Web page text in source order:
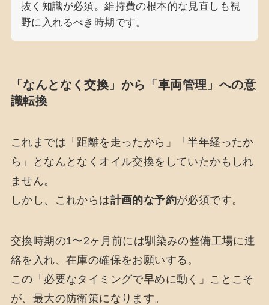
抜く知識が必須。維持費の根本的な見直しも視
野に入れるべき時期です。
「なんとなく交換」から「車両管理」への意
識転換
これまでは「距離を走ったから」「半年経ったか
ら」となんとなくオイル交換をしていたかもしれ
ません。
しかし、これからは計画的な予約が必須です。
交換時期の1〜2ヶ月前には馴染みの整備工場に連
絡を入れ、在庫の確保をお願いする。
この「必要なタイミングで早めに動く」ことこそ
が、最大の防衛策になります。